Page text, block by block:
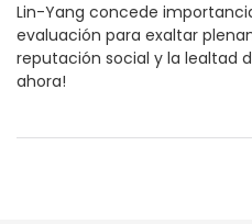
Lin-Yang concede
evaluación para exaltar
reputación social y la lealtad
ahora!